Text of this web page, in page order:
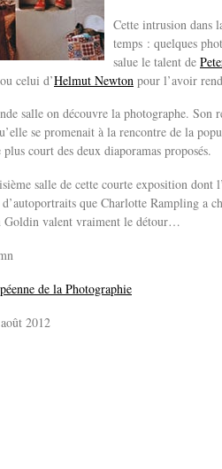
Cette intrusion dans
temps : quelques
salue le talent de
celui d’Helmut Newton pour l’avoir
salle on découvre la photographe.
se promenait à la rencontre de la
plus court des deux diaporamas proposés.
salle de cette courte exposition dont
d’autoportraits que Charlotte Rampling a
Goldin valent vraiment le détour…
de la Photographie
2012